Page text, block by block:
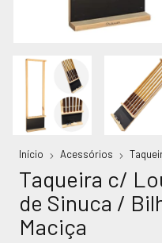
Início Acessórios
Taqueira c/
de Sinuca /
Maciça